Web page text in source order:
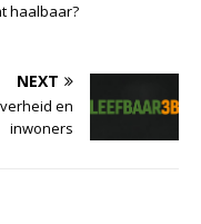
haalbaar?
NEXT
en
inwoners